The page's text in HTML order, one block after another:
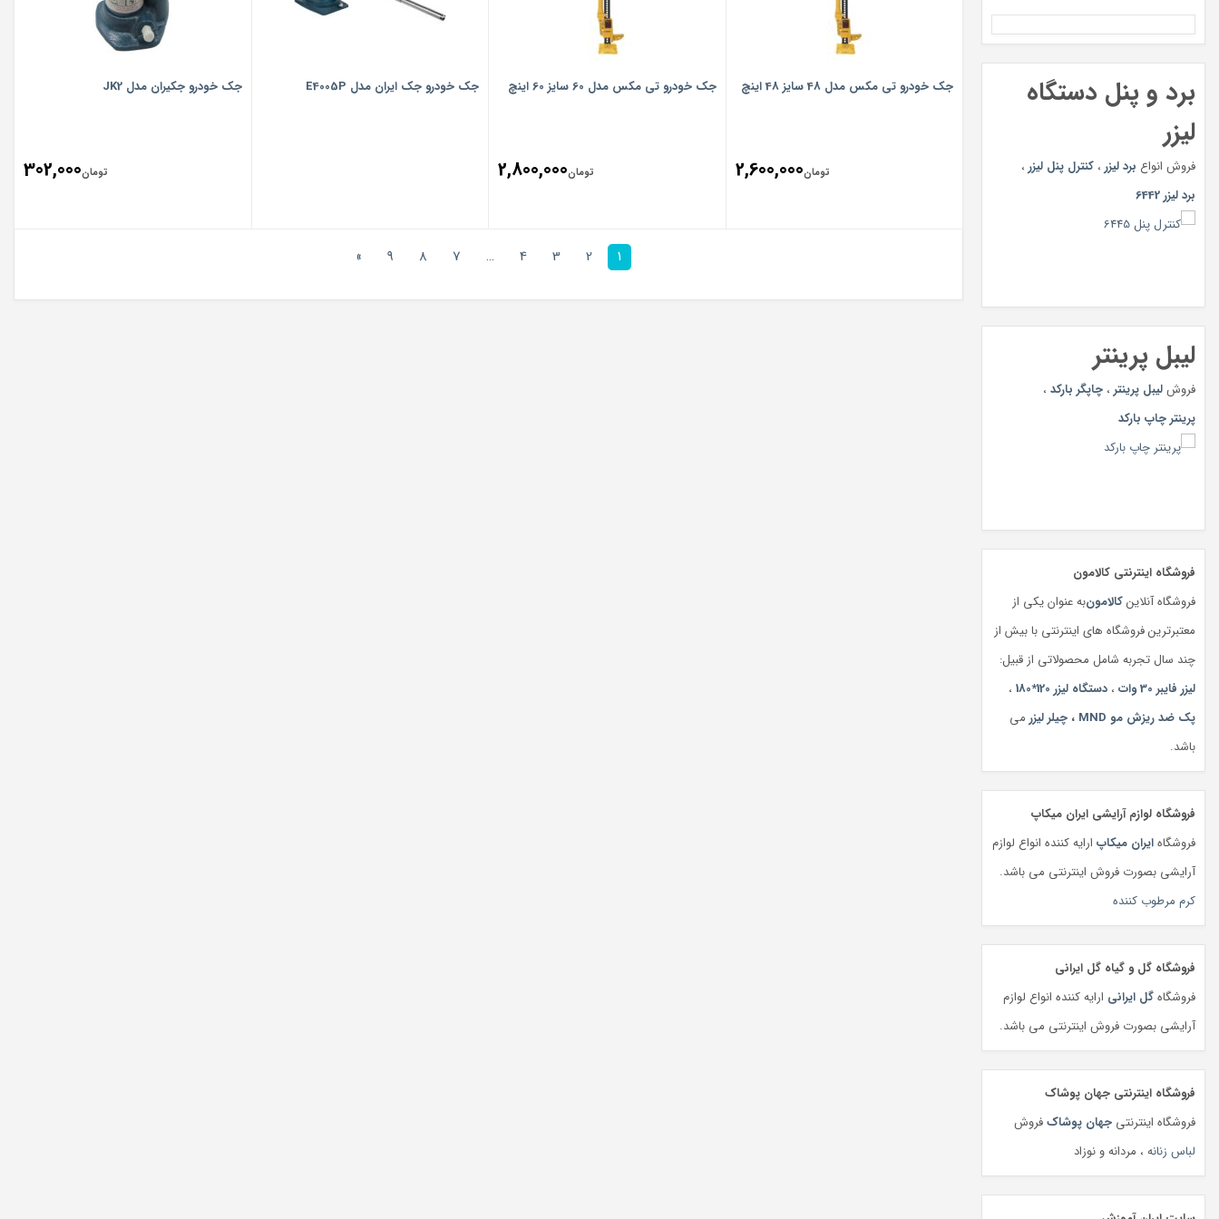
برد و پنل دستگاه
لیزر
فروش انواع برد لیزر ، کنترل پنل لیزر ،
برد لیزر 6442
لیبل پرینتر
فروشلیبل پرینتر ، چاپگر بارکد ،
پرینتر چاپ بارکد
فروشگاه اینترنتی کالامون
فروشگاه آنلاینکالامونبه عنوان یکی از
معتبرترین فروشگاه های اینترنتی با بیش از
چند سال تجربه شامل محصولاتی از قبیل:
لیزر فایبر 30 وات
، دستگاه لیزر 120*180
،
پک ضد ریزش مو MND
، چیلر لیزر می
باشد.
فروشگاه لوازم آرایشی ایران میکاپ
فروشگاهایران میکاپ ارایه کننده انواع لوازم
آرایشی بصورت فروش اینترنتی می باشد.
کرم مرطوب کننده
فروشگاه گل و گیاه گل ایرانی
فروشگاهگل ایرانی ارایه کننده انواع لوازم
آرایشی بصورت فروش اینترنتی می باشد.
فروشگاه اینترنتی جهان پوشاک
فروشگاه اینترنتی جهان پوشاکفروش
لباس زنانه ، مردانه و نوزاد
جک خودرو تی مکس مدل 48 سایز 48 اینچ
تومان2,600,000
جک خودرو تی مکس مدل 60 سایز 60 اینچ
تومان2,800,000
جک خودرو جک ایران مدل E4005P جک خودرو جکیران مدل JK2
تومان302,000
1
2
3
4
…
7
8
9
»